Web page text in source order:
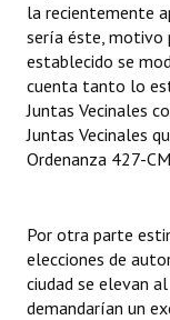
Audiencias
Mujeres que
Periodistas
Ciudadano Ilustre -
Huéspedes de
Antiguos
la recientemente
sería éste, motivo
establecido se
cuenta tanto lo
Juntas Vecinales
Juntas Vecinales
Ordenanza 427-
Por otra parte
elecciones de
ciudad se elevan
demandarían un